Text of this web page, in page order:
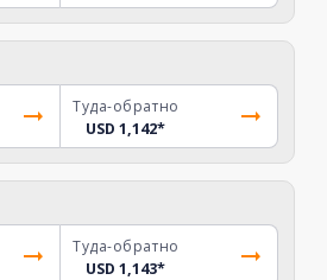
Туда-обратно
USD 1,142*
Туда-обратно
USD 1,143*